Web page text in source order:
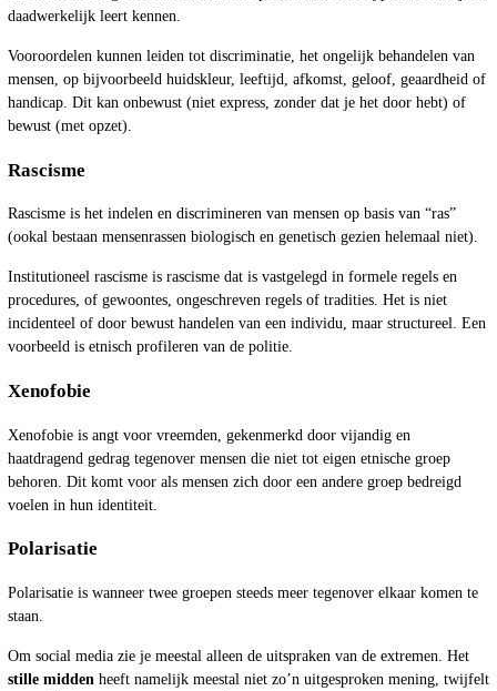
daadwerkelijk leert kennen.
Vooroordelen kunnen leiden tot discriminatie, het ongelijk behandelen van
mensen, op bijvoorbeeld huidskleur, leeftijd, afkomst, geloof, geaardheid of
handicap. Dit kan onbewust (niet express, zonder dat je het door hebt) of
bewust (met opzet).
Rascisme
Rascisme is het indelen en discrimineren van mensen op basis van “ras”
(ookal bestaan mensenrassen biologisch en genetisch gezien helemaal niet).
Institutioneel rascisme is rascisme dat is vastgelegd in formele regels en
procedures, of gewoontes, ongeschreven regels of tradities. Het is niet
incidenteel of door bewust handelen van een individu, maar structureel. Een
voorbeeld is etnisch profileren van de politie.
Xenofobie
Xenofobie is angt voor vreemden, gekenmerkd door vijandig en
haatdragend gedrag tegenover mensen die niet tot eigen etnische groep
behoren. Dit komt voor als mensen zich door een andere groep bedreigd
voelen in hun identiteit.
Polarisatie
Polarisatie is wanneer twee groepen steeds meer tegenover elkaar komen te
staan.
Om social media zie je meestal alleen de uitspraken van de extremen. Het
stille midden heeft namelijk meestal niet zo’n uitgesproken mening, twijfelt